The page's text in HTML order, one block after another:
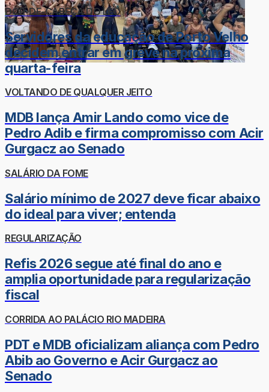
DOR-DE-CABEÇA DO LÉO
Servidores da educação de Porto Velho
decidem entrar em greve na próxima
quarta-feira
VOLTANDO DE QUALQUER JEITO
MDB lança Amir Lando como vice de
Pedro Adib e firma compromisso com Acir
Gurgacz ao Senado
SALÁRIO DA FOME
Salário mínimo de 2027 deve ficar abaixo
do ideal para viver; entenda
REGULARIZAÇÃO
Refis 2026 segue até final do ano e
amplia oportunidade para regularização
fiscal
CORRIDA AO PALÁCIO RIO MADEIRA
PDT e MDB oficializam aliança com Pedro
Abib ao Governo e Acir Gurgacz ao
Senado